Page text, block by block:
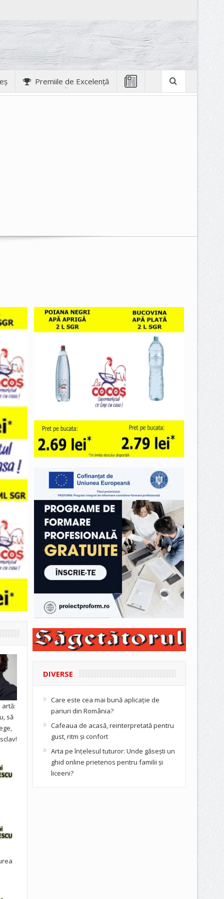
Premiile de Excelență
să
DIVERSE
Care este cea mai bună aplicație de
pariuri din România?
Cafeaua de acasă, reinterpretată pentru
gust, ritm și confort
Arta pe înțelesul tuturor: Unde găsești un
ghid online prietenos pentru familii și
liceeni?